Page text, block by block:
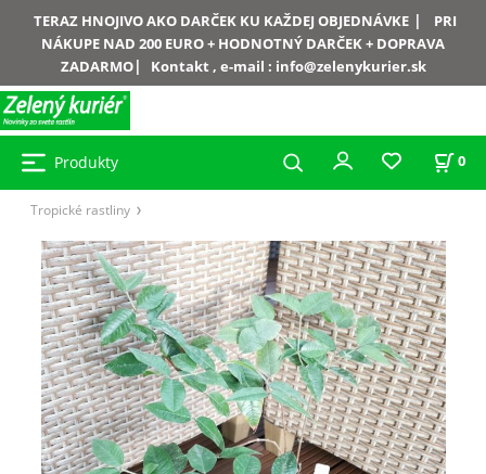
TERAZ HNOJIVO AKO DARČEK KU KAŽDEJ OBJEDNÁVKE|
PRI
NÁKUPE NAD 200 EURO + HODNOTNÝ DARČEK + DOPRAVA
ZADARMO| Kontakt , e-mail : info@zelenykurier.sk
Produkty 0
Tropické rastliny